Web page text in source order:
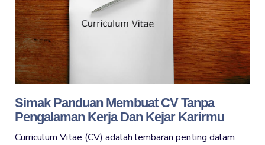
Simak Panduan Membuat CV Tanpa
Pengalaman Kerja Dan Kejar Karirmu
Curriculum Vitae (CV) adalah lembaran penting dalam